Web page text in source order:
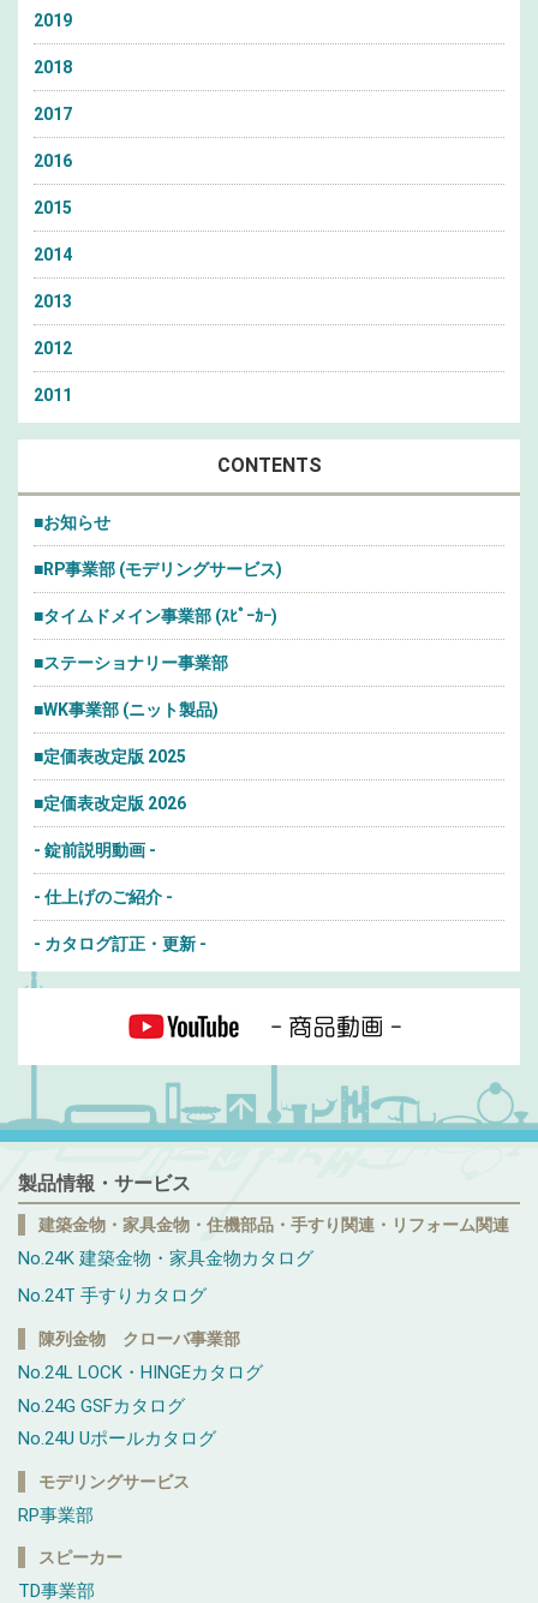
2019
2018
2017
2016
2015
2014
2013
2012
2011
CONTENTS
■お知らせ
■RP事業部 (モデリングサービス)
■タイムドメイン事業部 (ｽﾋﾟｰｶｰ)
■ステーショナリー事業部
■WK事業部 (ニット製品)
■定価表改定版 2025
■定価表改定版 2026
- 錠前説明動画 -
- 仕上げのご紹介 -
- カタログ訂正・更新 -
製品情報・サービス
建築金物・家具金物・住機部品・手すり関連・リフォーム関連
No.24K 建築金物・家具金物カタログ
No.24T 手すりカタログ
陳列金物 クローバ事業部
No.24L LOCK・HINGEカタログ
No.24G GSFカタログ
No.24U Uポールカタログ
モデリングサービス
RP事業部
スピーカー
TD事業部